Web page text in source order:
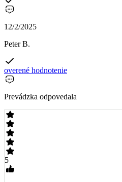
12/2/2025
Peter B.
overené hodnotenie
Prevádzka odpovedala
5